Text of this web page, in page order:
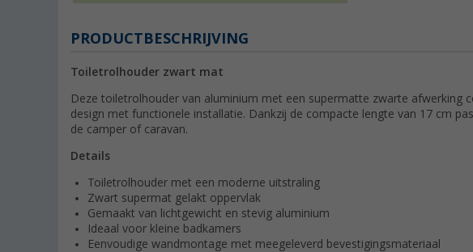
PRODUCTBESCHRIJVING
Toiletrolhouder zwart mat
Deze toiletrolhouder van aluminium met een supermatte zwarte afwerking
design met functionele installatie. Dankzij de compacte lengte van 17 cm
de camper of caravan.
Details
Toiletrolhouder met een moderne uitstraling
Zwart supermat gelakt oppervlak
Gemaakt van lichtgewicht en stevig aluminium
Ideaal voor kleine badkamers
Eenvoudige wandmontage met meegeleverd bevestigingsmateriaal